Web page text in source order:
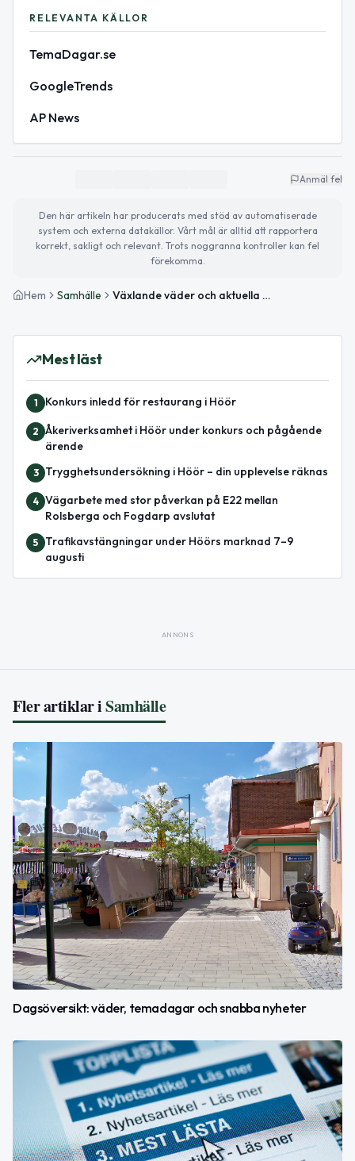
RELEVANTA KÄLLOR
TemaDagar.se
GoogleTrends
AP News
Anmäl fel
Den här artikeln har producerats med stöd av automatiserade
system och externa datakällor. Vårt mål är alltid att rapportera
korrekt, sakligt och relevant. Trots noggranna kontroller kan fel
förekomma.
Hem Samhälle Växlande väder och aktuella trender – det här händer idag
Mest läst
1 Konkurs inledd för restaurang i Höör
2 Åkeriverksamhet i Höör under konkurs och pågående
ärende
3 Trygghetsundersökning i Höör – din upplevelse räknas
4 Vägarbete med stor påverkan på E22 mellan
Rolsberga och Fogdarp avslutat
5
Trafikavstängningar under Höörs marknad 7–9
augusti
ANNONS
Fler artiklar iSamhälle
Dagsöversikt: väder, temadagar och snabba nyheter